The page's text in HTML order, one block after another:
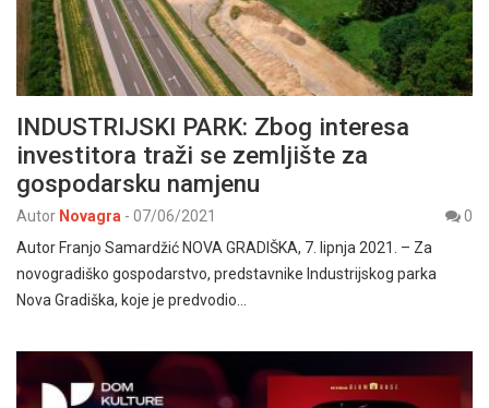
INDUSTRIJSKI PARK: Zbog interesa
investitora traži se zemljište za
gospodarsku namjenu
Autor Novagra - 07/06/2021
0
Autor Franjo Samardžić NOVA GRADIŠKA, 7. lipnja 2021. – Za
novogradiško gospodarstvo, predstavnike Industrijskog parka
Nova Gradiška, koje je predvodio…